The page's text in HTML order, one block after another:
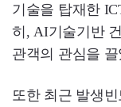
기술을 탑재한
히, AI기술기반
관객의 관심을
또한 최근 발생